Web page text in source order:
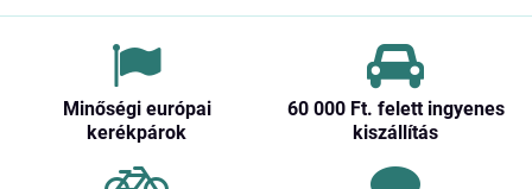
Minőségi európai
kerékpárok
60 000 Ft​. felett ingyenes
kiszállítás